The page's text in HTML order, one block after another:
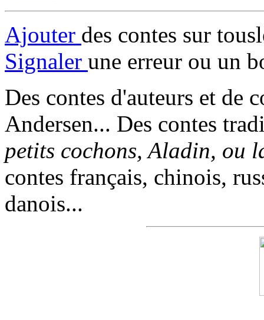
Ajouter des contes sur
Signaler une erreur ou un
Des contes d'auteurs et de
Andersen... Des contes
petits cochons, Aladin, ou
contes français, chinois,
danois...